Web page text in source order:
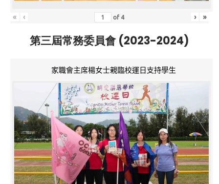
« ‹ of 4 › »
第三屆常務委員會 (2023-2024)
家職會主席楊女士親臨校運日支持學生